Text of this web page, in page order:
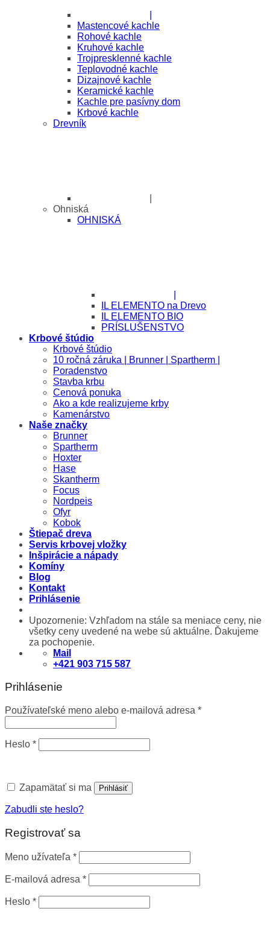
Mastencové kachle
Rohové kachle
Kruhové kachle
Trojpresklenné kachle
Teplovodné kachle
Dizajnové kachle
Keramické kachle
Kachle pre pasívny dom
Krbové kachle
Drevník
Ohniská
OHNISKÁ
IL ELEMENTO na Drevo
IL ELEMENTO BIO
PRÍSLUŠENSTVO
Krbové štúdio
Krbové štúdio
10 ročná záruka | Brunner | Spartherm |
Poradenstvo
Stavba krbu
Cenová ponuka
Ako a kde realizujeme krby
Kamenárstvo
Naše značky
Brunner
Spartherm
Hoxter
Hase
Skantherm
Focus
Nordpeis
Ofyr
Kobok
Štiepač dreva
Servis krbovej vložky
Inšpirácie a nápady
Komíny
Blog
Kontakt
Prihlásenie
Upozornenie: Vzhľadom na stále sa meniace ceny, nie
všetky ceny uvedené na webe sú aktuálne. Ďakujeme
za pochopenie.
Mail
+421 903 715 587
Prihlásenie
Používateľské meno alebo e-mailová adresa *
Heslo *
Zapamätať si ma Prihlásiť
Zabudli ste heslo?
Registrovať sa
Meno užívateľa *
E-mailová adresa *
Heslo *